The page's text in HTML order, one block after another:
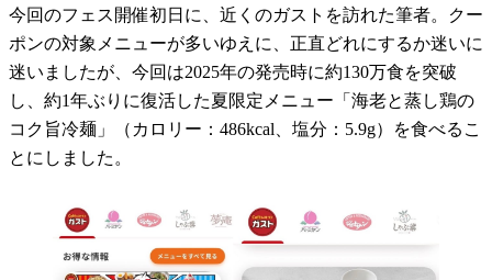
今回のフェス開催初日に、近くのガストを訪れた筆者。クー
ポンの対象メニューが多いゆえに、正直どれにするか迷いに
迷いましたが、今回は2025年の発売時に約130万食を突破
し、約1年ぶりに復活した夏限定メニュー「海老と蒸し鶏の
コク旨冷麺」（カロリー：486kcal、塩分：5.9g）を食べるこ
とにしました。